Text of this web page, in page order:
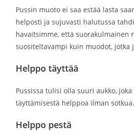
Pussin muoto ei saa estää lasta
helposti ja sujuvasti halutussa
havaitsimme, että suorakulmainen
suositeltavampi kuin muodot, jotka
Helppo täyttää
Pussissa tulisi olla suuri aukko,
täyttämisestä helppoa ilman sotkua.
Helppo pestä